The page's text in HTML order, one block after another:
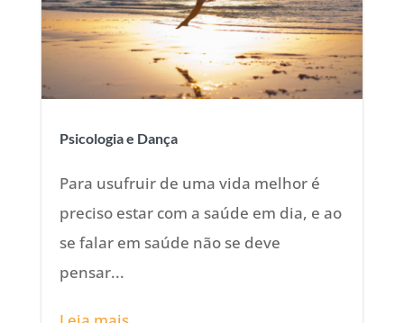
Psicologia e Dança
Para usufruir de uma vida melhor é
preciso estar com a saúde em dia, e ao
se falar em saúde não se deve
pensar...